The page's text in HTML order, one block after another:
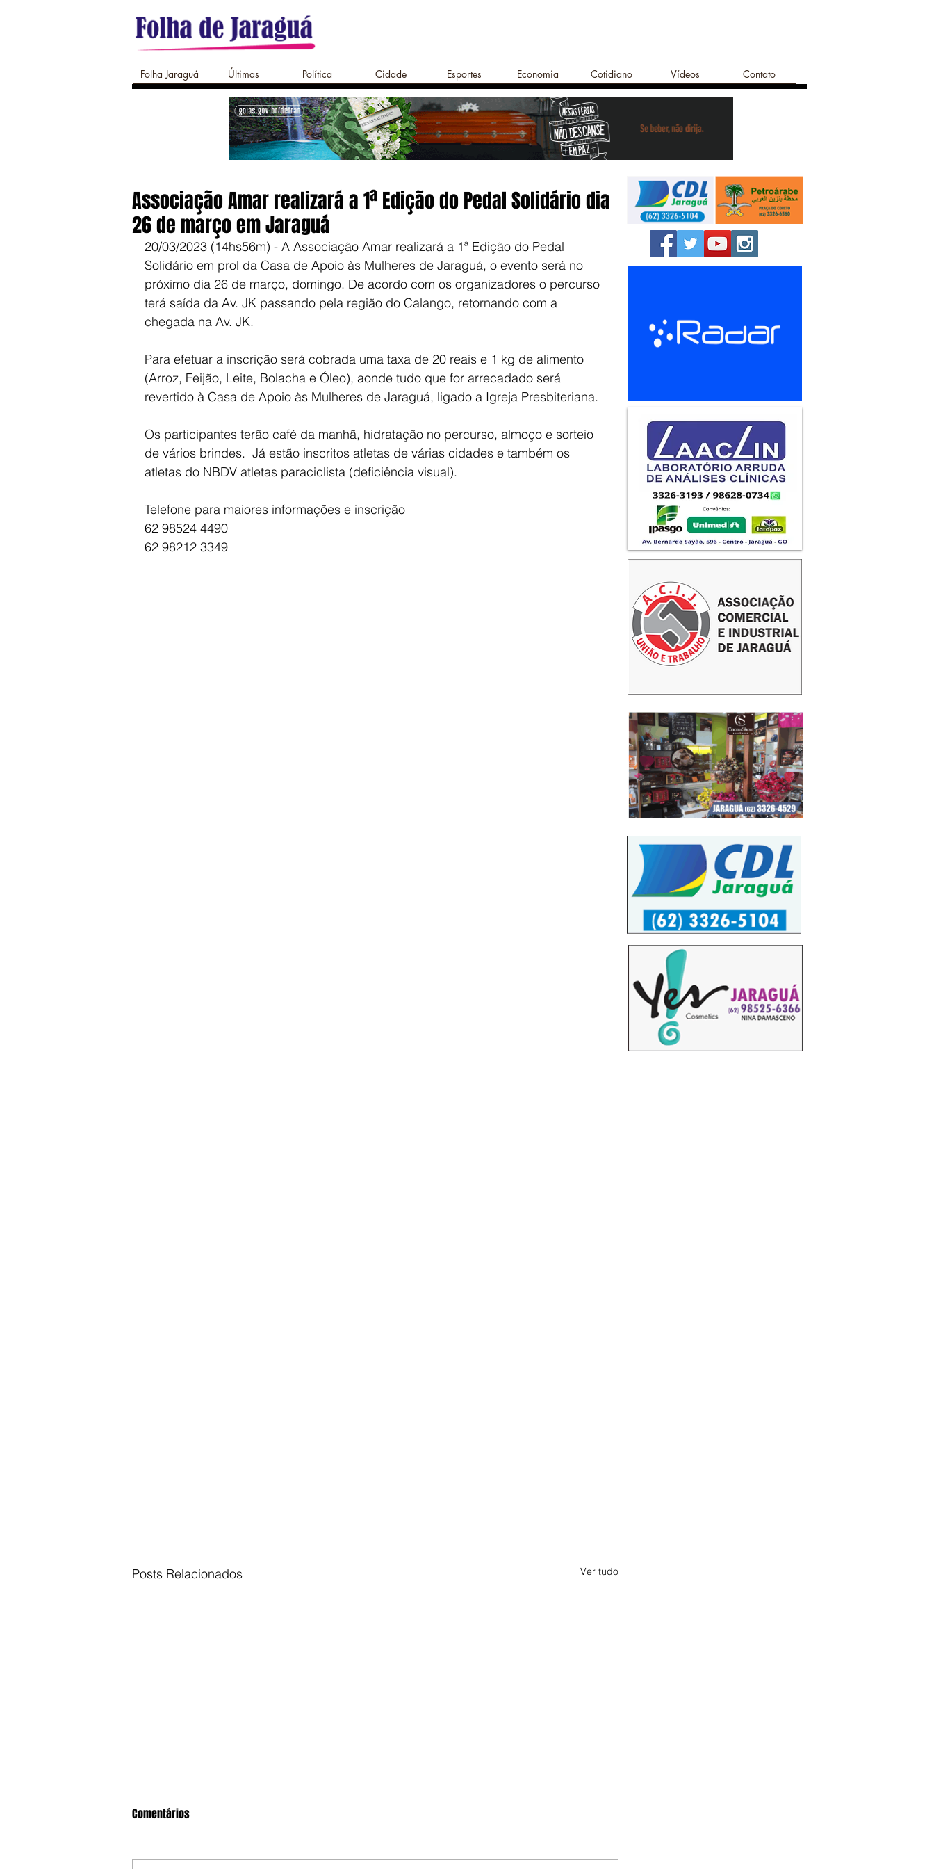
Folha Jaraguá Últimas Política Cidade Esportes Economia Cotidiano Vídeos Contato
Associação Amar realizará a 1ª Edição do Pedal Solidário dia
26 de março em Jaraguá
20/03/2023 (14hs56m) - A Associação Amar realizará a 1ª Edição do Pedal
Solidário em prol da Casa de Apoio às Mulheres de Jaraguá, o evento será no
próximo dia 26 de março, domingo. De acordo com os organizadores o percurso
terá saída da Av. JK passando pela região do Calango, retornando com a
chegada na Av. JK.
Para efetuar a inscrição será cobrada uma taxa de 20 reais e 1 kg de alimento
(Arroz, Feijão, Leite, Bolacha e Óleo), aonde tudo que for arrecadado será
revertido à Casa de Apoio às Mulheres de Jaraguá, ligado a Igreja Presbiteriana.
Os participantes terão café da manhã, hidratação no percurso, almoço e sorteio
de vários brindes.  Já estão inscritos atletas de várias cidades e também os
atletas do NBDV atletas paraciclista (deficiência visual).
Telefone para maiores informações e inscrição
62 98524 4490
62 98212 3349
Posts Relacionados Ver tudo
Comentários